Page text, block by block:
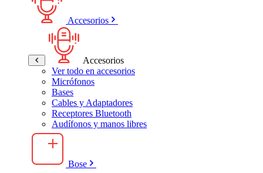
Accesorios
Accesorios
Ver todo en accesorios
Micrófonos
Bases
Cables y Adaptadores
Receptores Bluetooth
Audífonos y manos libres
Bose